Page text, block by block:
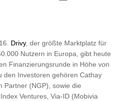
Drivy, der größte Marktplatz für
Nutzern in Europa, gibt heute
Finanzierungsrunde in Höhe von
den Investoren gehören Cathay
Partner (NGP), sowie die
Ventures, Via-ID (Mobivia